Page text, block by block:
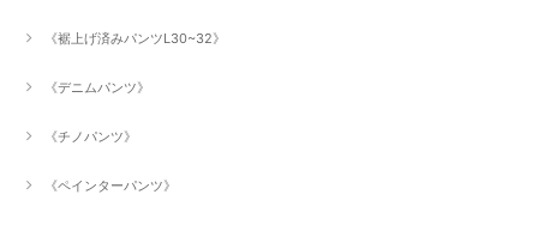
《裾上げ済みパンツL30~32》
《デニムパンツ》
《チノパンツ》
《ペインターパンツ》